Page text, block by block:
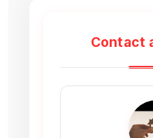
Contact